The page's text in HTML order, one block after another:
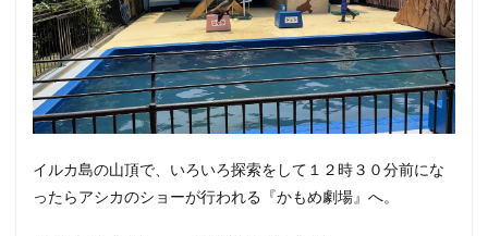
イルカ島の山頂で、いろいろ探索をして１２時３０分前にな
ったらアシカのショーが行われる『かもめ劇場』へ。